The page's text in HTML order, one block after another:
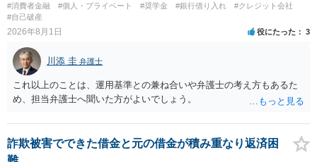
#消費者金融 #個人・プライベート #奨学金 #銀行借り入れ
#クレジット会社
#自己破産
2026年8月1日 役にたった 3
川添 圭 弁護士
これ以上のことは、運用基準との兼ね合いや弁護士の考え方もあるた
め、担当弁護士へ聞いた方がよいでしょう。
詐欺被害でできた借金と元の借金が積み重なり返済困